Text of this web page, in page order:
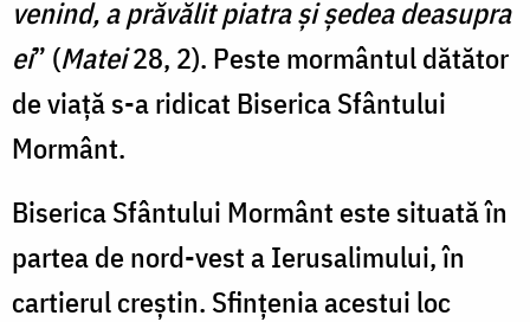
venind, a prăvălit piatra și ședea deasupra
ei” (Matei28, 2). Peste mormântul dătător
de viață s-a ridicat Biserica Sfântului
Mormânt.
Biserica Sfântului Mormânt este situată în
partea de nord-vest a Ierusalimului, în
cartierul creștin. Sfințenia acestui loc